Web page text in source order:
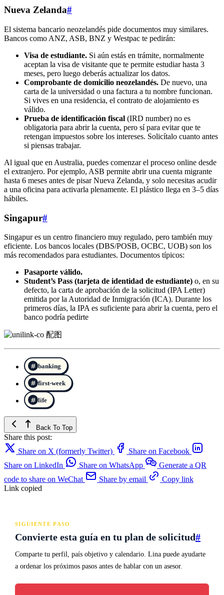
Nueva Zelanda#
El sistema bancario neozelandés pide documentos muy similares.
Bancos como ANZ, ASB, BNZ y Westpac te pedirán:
Visa de estudiante. Si aún estás en trámite, normalmente
aceptan la visa de visitante que te permite estudiar hasta 3
meses, pero luego deberás actualizar los datos.
Comprobante de domicilio neozelandés. De nuevo, una
carta de la universidad o una factura a tu nombre funcionan.
Si vives en una residencia, el contrato de alojamiento es
válido.
Prueba de identificación fiscal (IRD number) no es
obligatoria para abrir la cuenta, pero sí para evitar que te
retengan impuestos sobre los intereses. Solicítalo cuanto antes
si piensas trabajar.
Al igual que en Australia, puedes comenzar el proceso online desde
el extranjero. Por ejemplo, ASB permite abrir una cuenta migrante
hasta 6 meses antes de pisar Nueva Zelanda, y solo necesitas acudir
a una oficina para activarla plenamente. El plástico llega en 3–5 días
hábiles.
Singapur#
Singapur es un centro financiero muy regulado, pero también muy
eficiente. Los bancos locales (DBS/POSB, OCBC, UOB) son los
más recomendados para estudiantes. Documentos típicos:
Pasaporte válido.
Student’s Pass (tarjeta de identidad de estudiante) o, en su
defecto, la carta de aprobación de la solicitud (IPA Letter)
emitida por la Autoridad de Inmigración (ICA). Durante los
primeros días, la IPA es suficiente para abrir la cuenta, pero el
banco podría pedirte
banking
first-week
life
Back To Top
Share this post:
Share on X (formerly Twitter)
Share on Facebook
Share on LinkedIn
Share on WhatsApp
Generate a QR
code to share on WeChat
Share by email
Copy link
Link copied
SIGUIENTE PASO
Convierte esta guía en tu plan de solicitud#
Comparte tu perfil, país objetivo y calendario. Lina puede ayudarte
a ordenar los próximos pasos antes de hablar con un asesor.